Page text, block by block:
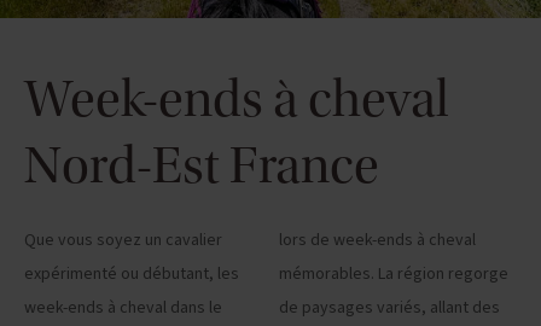
Week-ends à cheval
Nord-Est France
Que vous soyez un cavalier
expérimenté ou débutant, les
week-ends à cheval dans le
lors de week-ends à cheval
mémorables. La région regorge
de paysages variés, allant des